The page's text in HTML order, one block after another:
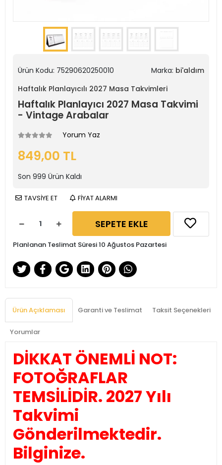
Ürün Kodu: 75290620250010 Marka: bi'aldım
Haftalık Planlayıcılı 2027 Masa Takvimleri
Haftalık Planlayıcı 2027 Masa Takvimi
- Vintage Arabalar
Yorum Yaz
849,00 TL
Son 999 Ürün Kaldı
TAVSİYE ET FİYAT ALARMI
SEPETE EKLE
Planlanan Teslimat Süresi 10 Ağustos Pazartesi
Ürün Açıklaması Garanti ve Teslimat Taksit Seçenekleri
Yorumlar
DİKKAT ÖNEMLİ NOT:
FOTOĞRAFLAR
TEMSİLİDİR. 2027 Yılı
Takvimi
Gönderilmektedir.
Bilginize.